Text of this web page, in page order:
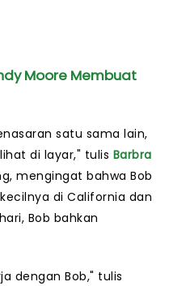
Moore Membuat
satu sama lain,
di layar," tulis Barbra
mengingat bahwa Bob
di California dan
Bob bahkan
dengan Bob," tulis